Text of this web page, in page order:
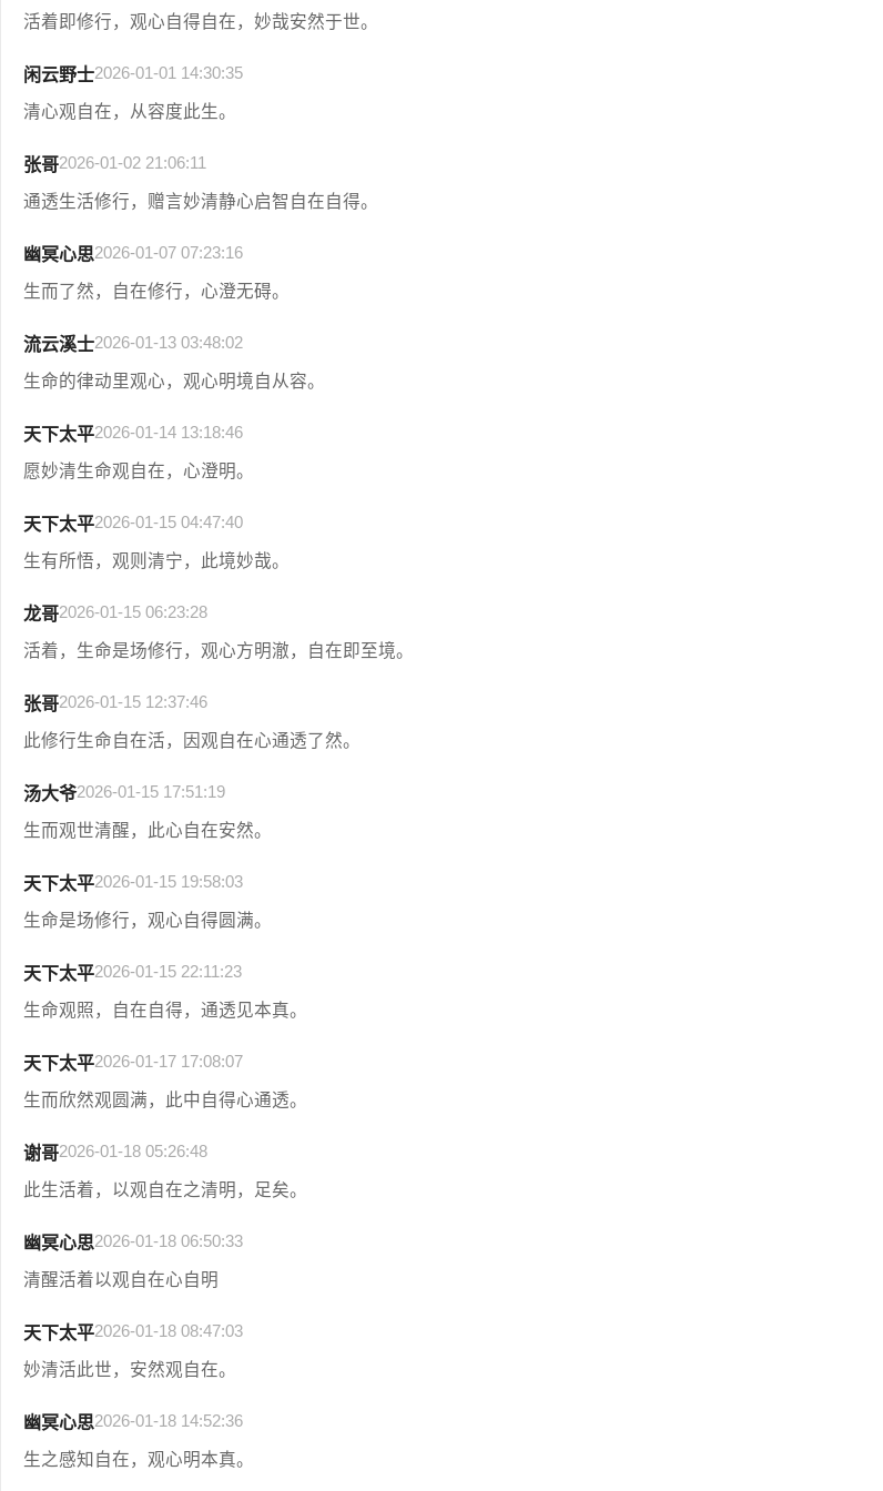
活着即修行，观心自得自在，妙哉安然于世。
闲云野士2026-01-01 14:30:35
清心观自在，从容度此生。
张哥2026-01-02 21:06:11
通透生活修行，赠言妙清静心启智自在自得。
幽冥心思2026-01-07 07:23:16
生而了然，自在修行，心澄无碍。
流云溪士2026-01-13 03:48:02
生命的律动里观心，观心明境自从容。
天下太平2026-01-14 13:18:46
愿妙清生命观自在，心澄明。
天下太平2026-01-15 04:47:40
生有所悟，观则清宁，此境妙哉。
龙哥2026-01-15 06:23:28
活着，生命是场修行，观心方明澈，自在即至境。
张哥2026-01-15 12:37:46
此修行生命自在活，因观自在心通透了然。
汤大爷2026-01-15 17:51:19
生而观世清醒，此心自在安然。
天下太平2026-01-15 19:58:03
生命是场修行，观心自得圆满。
天下太平2026-01-15 22:11:23
生命观照，自在自得，通透见本真。
天下太平2026-01-17 17:08:07
生而欣然观圆满，此中自得心通透。
谢哥2026-01-18 05:26:48
此生活着，以观自在之清明，足矣。
幽冥心思2026-01-18 06:50:33
清醒活着以观自在心自明
天下太平2026-01-18 08:47:03
妙清活此世，安然观自在。
幽冥心思2026-01-18 14:52:36
生之感知自在，观心明本真。